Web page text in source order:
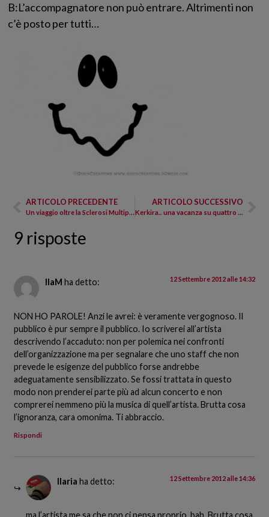
B:L’accompagnatore non può entrare. Altrimenti non
c’è posto per tutti…
ARTICOLO PRECEDENTE
Un viaggio oltre la Sclerosi Multipla…
ARTICOLO SUCCESSIVO
Kerkira.. una vacanza su quattro ruote
9 risposte
IlaM ha detto: 12 Settembre 2012 alle 14:32
NON HO PAROLE! Anzi le avrei: è veramente vergognoso. Il
pubblico è pur sempre il pubblico. Io scriverei all’artista
descrivendo l’accaduto: non per polemica nei confronti
dell’organizzazione ma per segnalare che uno staff che non
prevede le esigenze del pubblico forse andrebbe
adeguatamente sensibilizzato. Se fossi trattata in questo
modo non prenderei parte più ad alcun concerto e non
comprerei nemmeno più la musica di quell’artista. Brutta cosa
l’ignoranza, cara omonima. Ti abbraccio.
Rispondi
Ilaria ha detto: 12 Settembre 2012 alle 14:36